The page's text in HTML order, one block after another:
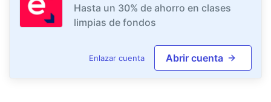
Hasta un 30% de ahorro en clases
limpias de fondos
Enlazar cuenta Abrir cuenta